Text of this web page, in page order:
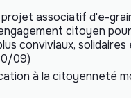
associatif d'e-
citoyen
conviviaux, solidaires
09)
à la citoyenneté